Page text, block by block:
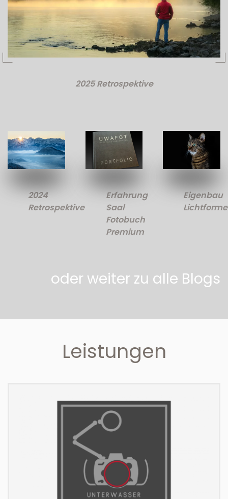
2025 Retrospektive
2024
Retrospektive
Erfahrung
Saal
Fotobuch
Premium
Eigenbau
oder weiter zu alle Blogs
Leistungen